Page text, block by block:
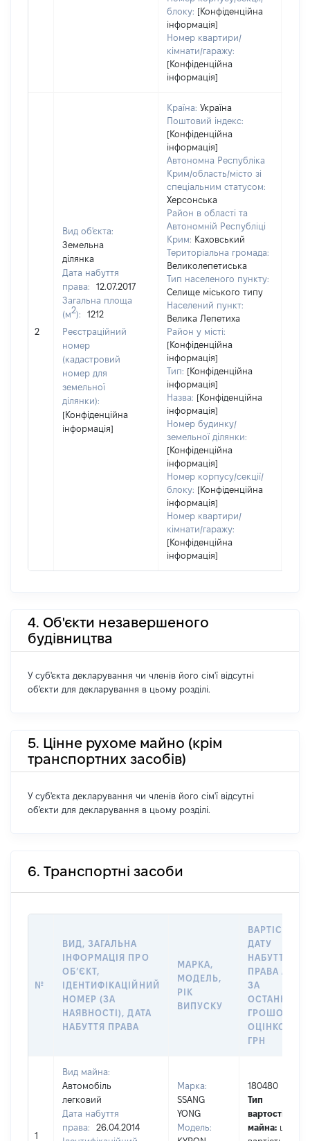
блоку: [Конфіденційна
інформація]
Номер квартири/
кімнати/гаражу:
[Конфіденційна
інформація]
2
Вид об'єкта:
Земельна
ділянка
Дата набуття
права:
12.07.2017
Загальна площа
(м2):
1212
Реєстраційний
номер
(кадастровий
номер для
земельної
ділянки):
[Конфіденційна
інформація]
Країна: Україна
Поштовий індекс:
[Конфіденційна
інформація]
Автономна Республіка
Крим/область/місто зі
спеціальним статусом:
Херсонська
Район в області та
Автономній Республіці
Крим: Каховський
Територіальна громада:
Великолепетиська
Тип населеного пункту:
Селище міського типу
Населений пункт:
Велика Лепетиха
Район у місті:
[Конфіденційна
інформація]
Тип: [Конфіденційна
інформація]
Назва: [Конфіденційна
інформація]
Номер будинку/
земельної ділянки:
[Конфіденційна
інформація]
Номер корпусу/секції/
блоку: [Конфіденційна
інформація]
Номер квартири/
кімнати/гаражу:
[Конфіденційна
інформація]
4. Об'єкти незавершеного
будівництва
У суб'єкта декларування чи членів його сім'ї відсутні
об'єкти для декларування в цьому розділі.
5. Цінне рухоме майно (крім
транспортних засобів)
У суб'єкта декларування чи членів його сім'ї відсутні
об'єкти для декларування в цьому розділі.
6. Транспортні засоби
№
ВИД, ЗАГАЛЬНА
ІНФОРМАЦІЯ ПРО
ОБʼЄКТ,
ІДЕНТИФІКАЦІЙНИЙ
НОМЕР (ЗА
НАЯВНОСТІ), ДАТА
НАБУТТЯ ПРАВА
МАРКА,
МОДЕЛЬ,
РІК
ВИПУСКУ
ВАРТІСТЬ НА
ДАТУ
НАБУТТЯ
ПРАВА АБО
ЗА
ГРОШОВОЮ
ОЦІНКОЮ,
ГРН
1
Вид майна:
Автомобіль
легковий
Дата набуття
права:
26.04.2014
Марка:
SSANG
YONG
Модель:
180480
Тип
вартості
майна: це